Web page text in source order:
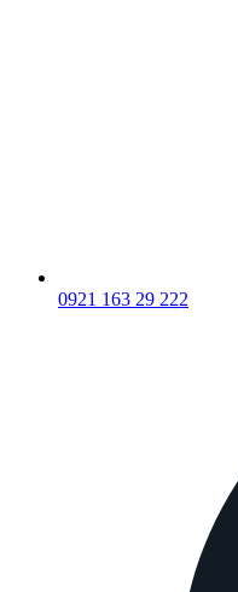
0921 163 29 222